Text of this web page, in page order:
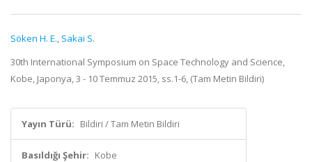
Söken H. E., Sakai S.
30th International Symposium on Space Technology and Science,
Kobe, Japonya, 3 - 10 Temmuz 2015, ss.1-6, (Tam Metin Bildiri)
Yayın Türü: Bildiri / Tam Metin Bildiri
Basıldığı Şehir: Kobe